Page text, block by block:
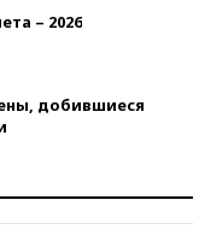
– 2026
добившиеся